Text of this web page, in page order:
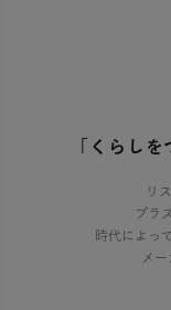
「くらし
リ
プラ
時代によっ
メ